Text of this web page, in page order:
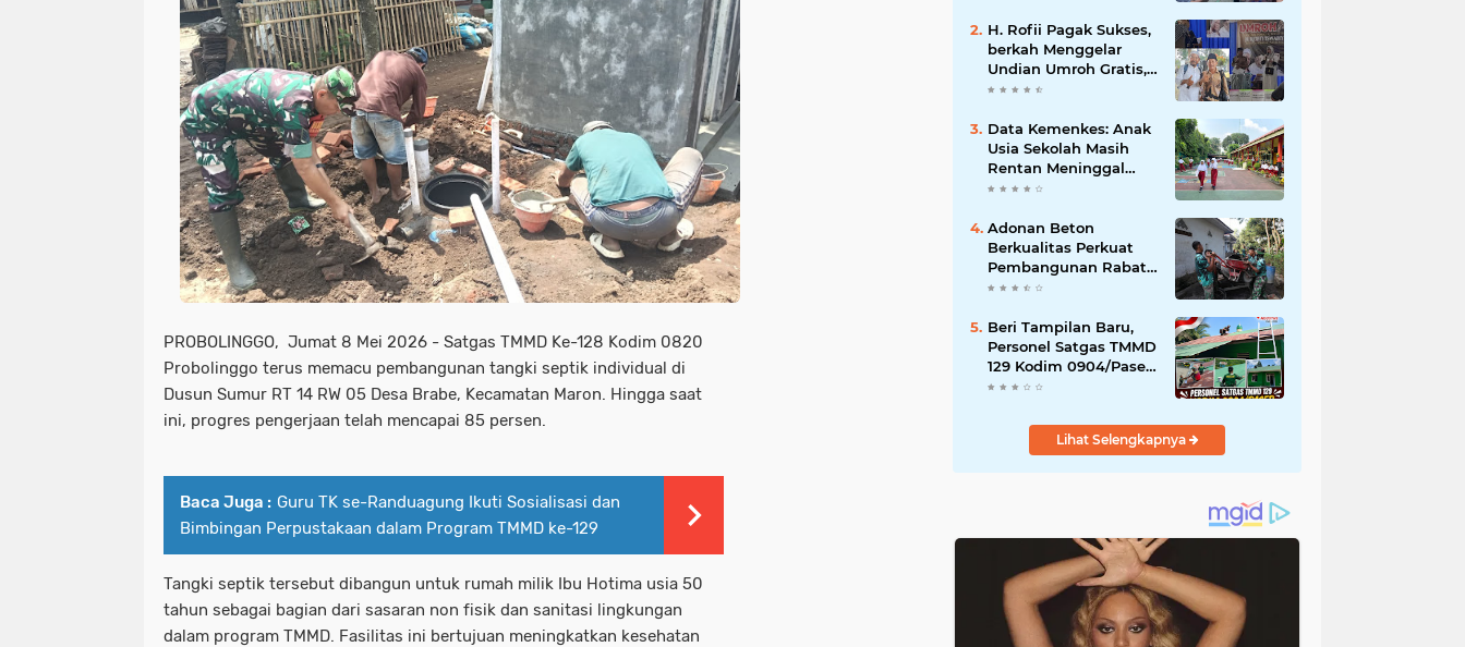
PROBOLINGGO, Jumat 8 Mei 2026 - Satgas TMMD Ke-128 Kodim 0820
Probolinggo terus memacu pembangunan tangki septik individual di
Dusun Sumur RT 14 RW 05 Desa Brabe, Kecamatan Maron. Hingga saat
ini, progres pengerjaan telah mencapai 85 persen.
Baca Juga : Guru TK se-Randuagung Ikuti Sosialisasi dan
Bimbingan Perpustakaan dalam Program TMMD ke-129
Tangki septik tersebut dibangun untuk rumah milik Ibu Hotima usia 50
tahun sebagai bagian dari sasaran non fisik dan sanitasi lingkungan
dalam program TMMD. Fasilitas ini bertujuan meningkatkan kesehatan
UMKM.
H. Rofii Pagak Sukses,
berkah Menggelar
Undian Umroh Gratis,
Wujud Kepedulian
Data Kemenkes: Anak
Usia Sekolah Masih
Rentan Meninggal
Akibat DBD
Adonan Beton
Berkualitas Perkuat
Pembangunan Rabat
Jalan TMMD ke-129 di
Beri Tampilan Baru,
Personel Satgas TMMD
129 Kodim 0904/Paser
Cat Atap Rumah
Lihat Selengkapnya